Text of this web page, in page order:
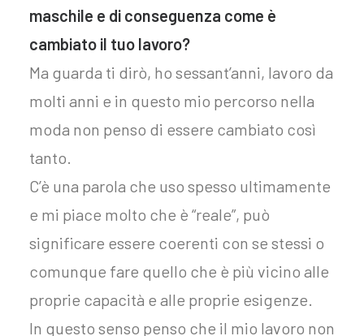
maschile e di conseguenza come è
cambiato il tuo lavoro?
Ma guarda ti dirò, ho sessant’anni, lavoro da
molti anni e in questo mio percorso nella
moda non penso di essere cambiato così
tanto.
C’è una parola che uso spesso ultimamente
e mi piace molto che è “reale”, può
significare essere coerenti con se stessi o
comunque fare quello che è più vicino alle
proprie capacità e alle proprie esigenze.
In questo senso penso che il mio lavoro non